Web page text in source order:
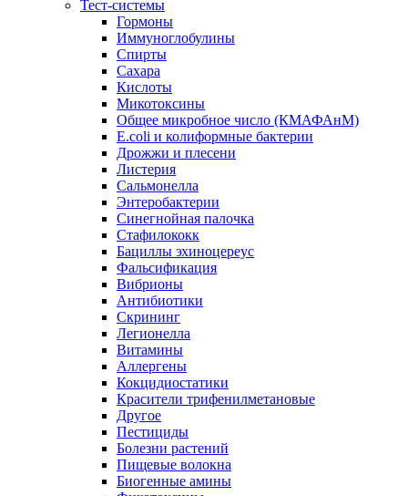
Тест-системы
Гормоны
Иммуноглобулины
Спирты
Сахара
Кислоты
Микотоксины
Общее микробное число (КМАФАнМ)
E.coli и колиформные бактерии
Дрожжи и плесени
Листерия
Сальмонелла
Энтеробактерии
Синегнойная палочка
Стафилококк
Бациллы эхиноцереус
Фальсификация
Вибрионы
Антибиотики
Скрининг
Легионелла
Витамины
Аллергены
Кокцидиостатики
Красители трифенилметановые
Другое
Пестициды
Болезни растений
Пищевые волокна
Биогенные амины